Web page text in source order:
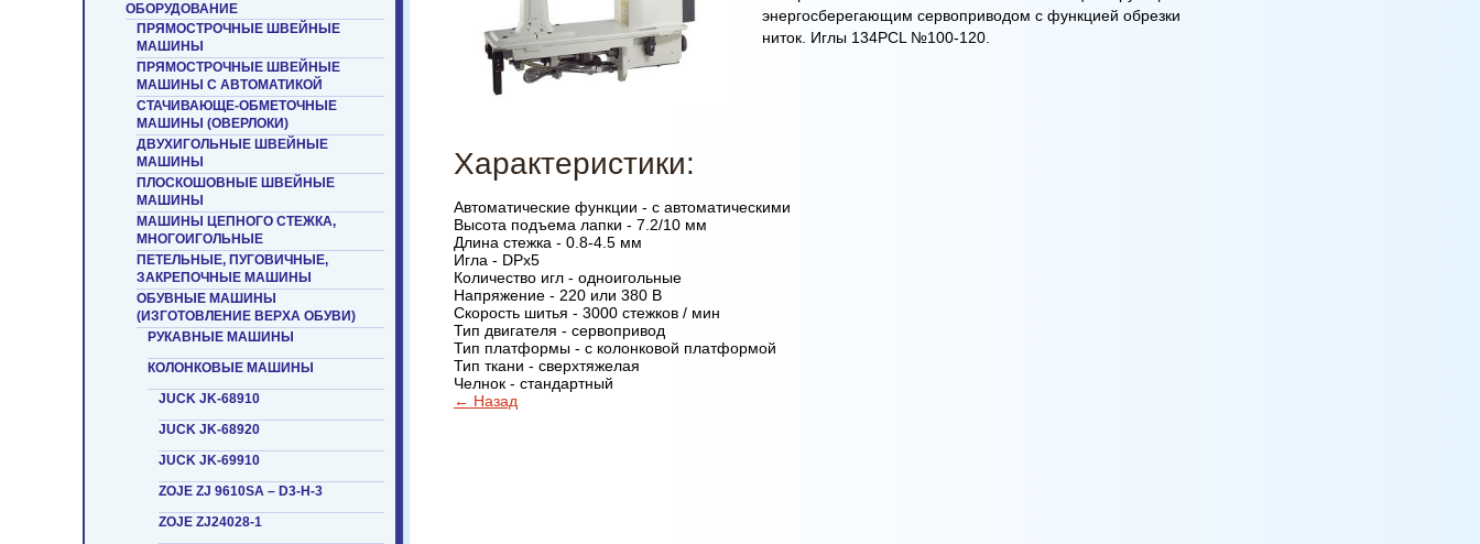
ОБОРУДОВАНИЕ
ПРЯМОСТРОЧНЫЕ ШВЕЙНЫЕ
МАШИНЫ
ПРЯМОСТРОЧНЫЕ ШВЕЙНЫЕ
МАШИНЫ С АВТОМАТИКОЙ
СТАЧИВАЮЩЕ-ОБМЕТОЧНЫЕ
МАШИНЫ (ОВЕРЛОКИ)
ДВУХИГОЛЬНЫЕ ШВЕЙНЫЕ
МАШИНЫ
ПЛОСКОШОВНЫЕ ШВЕЙНЫЕ
МАШИНЫ
МАШИНЫ ЦЕПНОГО СТЕЖКА,
МНОГОИГОЛЬНЫЕ
ПЕТЕЛЬНЫЕ, ПУГОВИЧНЫЕ,
ЗАКРЕПОЧНЫЕ МАШИНЫ
ОБУВНЫЕ МАШИНЫ
(ИЗГОТОВЛЕНИЕ ВЕРХА ОБУВИ)
РУКАВНЫЕ МАШИНЫ
КОЛОНКОВЫЕ МАШИНЫ
JUCK JK-68910
JUCK JK-68920
JUCK JK-69910
ZOJE ZJ 9610SA – D3-Н-3
ZOJE ZJ24028-1
энергосберегающим сервоприводом c функцией обрезки
ниток. Иглы 134PCL №100-120.
Характеристики:
Автоматические функции - с автоматическими
Высота подъема лапки - 7.2/10 мм
Длина стежка - 0.8-4.5 мм
Игла - DPx5
Количество игл - одноигольные
Напряжение - 220 или 380 В
Скорость шитья - 3000 стежков / мин
Тип двигателя - сервопривод
Тип платформы - с колонковой платформой
Тип ткани - сверхтяжелая
Челнок - стандартный
← Назад